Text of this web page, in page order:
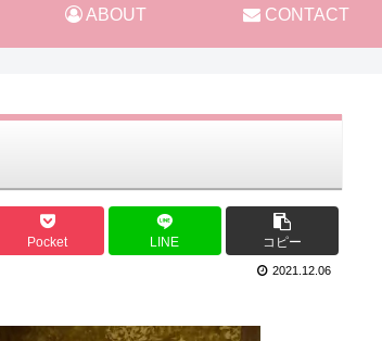
ABOUT CONTACT
Pocket LINE コピー
2021.12.06